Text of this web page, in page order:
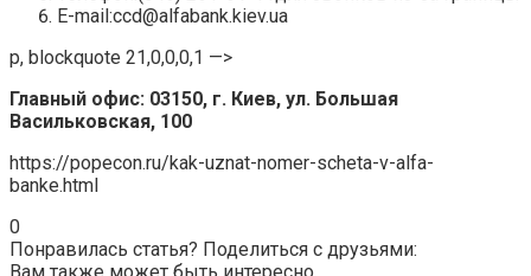
Е-mail:ccd@alfabank.kiev.ua
p, blockquote 21,0,0,0,1 —>
Главный офис: 03150, г. Киев, ул. Большая
Васильковская, 100
https://popecon.ru/kak-uznat-nomer-scheta-v-alfa-
banke.html
0
Понравилась статья? Поделиться с друзьями: